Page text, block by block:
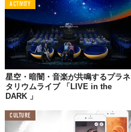
ACTIVITY
星空・暗闇・音楽が共鳴するプラネ
タリウムライブ 「LIVE in the
DARK 」
CULTURE